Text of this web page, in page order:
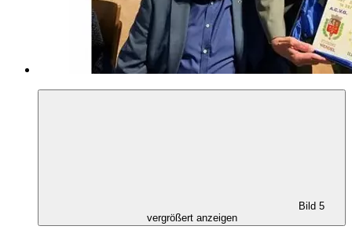
Bild 5
vergrößert anzeigen